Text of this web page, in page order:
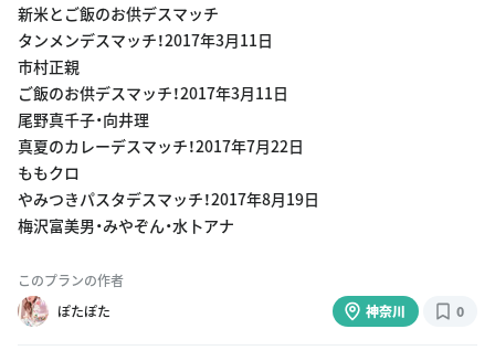
新米とご飯のお供デスマッチ
タンメンデスマッチ！2017年3月11日
市村正親
ご飯のお供デスマッチ！2017年3月11日
尾野真千子・向井理
真夏のカレーデスマッチ！2017年7月22日
ももクロ
やみつきパスタデスマッチ！2017年8月19日
梅沢富美男・みやぞん・水卜アナ
このプランの作者
ぽたぽた
神奈川 0